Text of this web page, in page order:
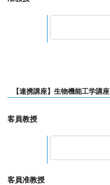
【連携講座】生物機能工学講座
客員教授
客員准教授